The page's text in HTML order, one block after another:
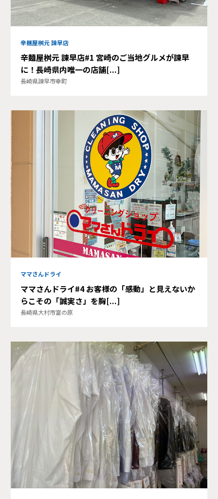
辛麺屋桝元 諫早店
辛麺屋桝元 諫早店#1 宮崎のご当地グルメが諫早
に！長崎県内唯一の店舗[...]
長崎県諫早市幸町
ママさんドライ
ママさんドライ#4 お客様の「感動」と見えないか
らこその「誠実さ」を胸[...]
長崎県大村市富の原